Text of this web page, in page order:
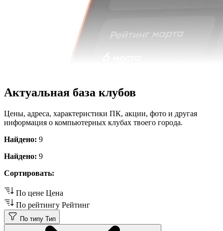
Актуальная база клубов
Цены, адреса, характеристики ПК, акции, фото и другая
информация о компьютерных клубах твоего города.
Найдено: 9
Найдено: 9
Сортировать:
По цене Цена
По рейтингу Рейтинг
По типу Тип